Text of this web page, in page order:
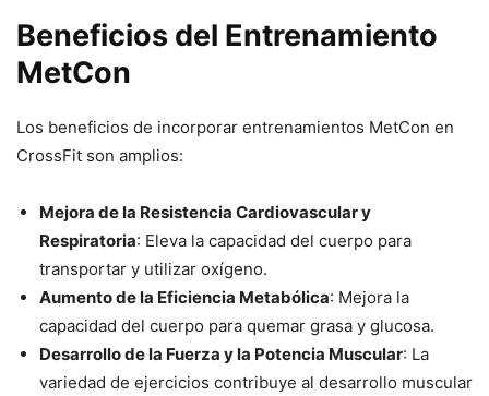
Beneficios del Entrenamiento
MetCon
Los beneficios de incorporar entrenamientos MetCon en
CrossFit son amplios:
Mejora de la Resistencia Cardiovascular y
Respiratoria: Eleva la capacidad del cuerpo para
transportar y utilizar oxígeno.
Aumento de la Eficiencia Metabólica: Mejora la
capacidad del cuerpo para quemar grasa y glucosa.
Desarrollo de la Fuerza y la Potencia Muscular: La
variedad de ejercicios contribuye al desarrollo muscular